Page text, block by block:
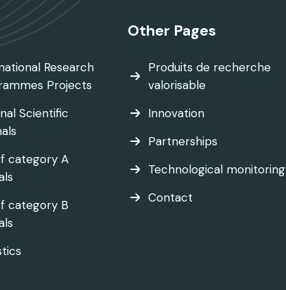
Research
Projects
Scientific
category A
category B
Other Pages
Produits de recherche
valorisable
Innovation
Partnerships
Technological monitoring
Contact